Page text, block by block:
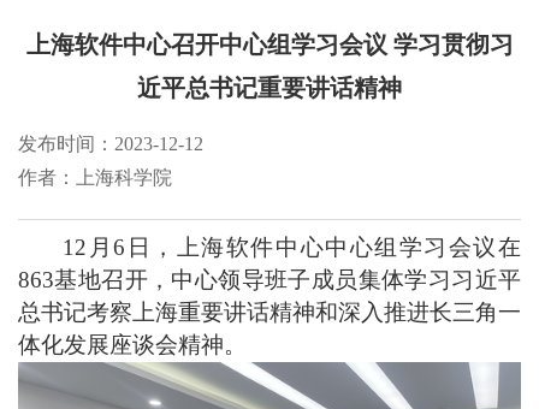
上海软件中心召开中心组学习会议 学习贯彻习
近平总书记重要讲话精神
发布时间：2023-12-12
作者：上海科学院
12月6日，上海软件中心中心组学习会议在
863基地召开，中心领导班子成员集体学习习近平
总书记考察上海重要讲话精神和深入推进长三角一
体化发展座谈会精神。